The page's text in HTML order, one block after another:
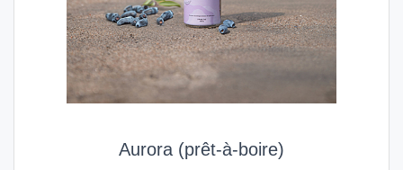
Aurora (prêt-à-boire)